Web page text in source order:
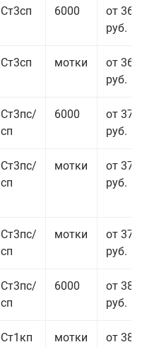
Ст3сп 6000
от 36
руб.
Ст3сп мотки
от 36
руб.
Ст3пс/
сп
6000
от 37
руб.
Ст3пс/
сп
мотки
от 37
руб.
Ст3пс/
сп
мотки
от 37
руб.
Ст3пс/
сп
6000
от 38
руб.
Ст1кп мотки
от 38